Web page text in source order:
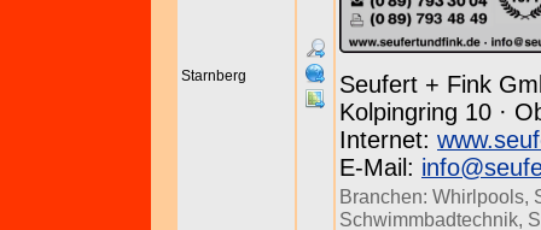
Starnberg
Seufert + Fink
Kolpingring 10 ·
Internet:
E-Mail:
Branchen: Whirlpools,
Schwimmbadtechnik,